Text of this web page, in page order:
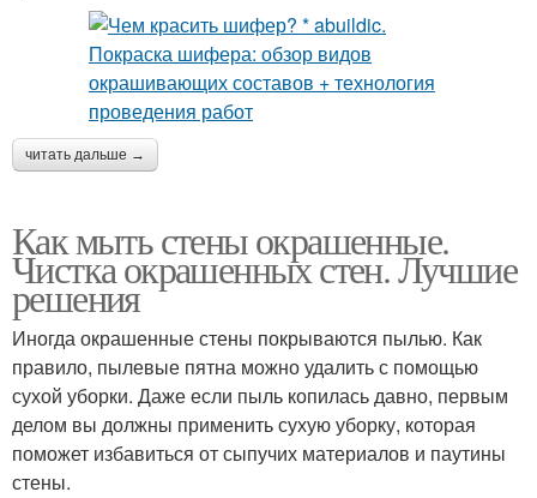
читать дальше →
Как мыть стены окрашенные.
Чистка окрашенных стен. Лучшие
решения
Иногда окрашенные стены покрываются пылью. Как
правило, пылевые пятна можно удалить с помощью
сухой уборки. Даже если пыль копилась давно, первым
делом вы должны применить сухую уборку, которая
поможет избавиться от сыпучих материалов и паутины
стены.